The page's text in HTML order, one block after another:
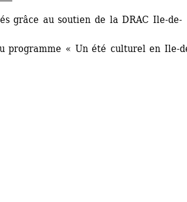
grâce au soutien de la DRAC Ile-de-
programme « Un été culturel en Ile-